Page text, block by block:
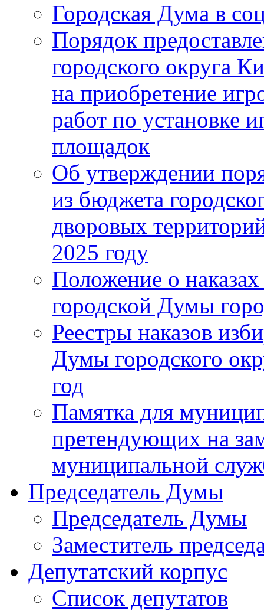
Городская Дума в
Порядок
городского округа
на приобретение
работ по установке
площадок
Об утверждении
из бюджета
дворовых
2025 году
Положение о
городской Думы
Реестры наказов
Думы городского
год
Памятка для
претендующих на
муниципальной
Председатель Думы
Председатель Думы
Заместитель
Депутатский корпус
Список депутатов